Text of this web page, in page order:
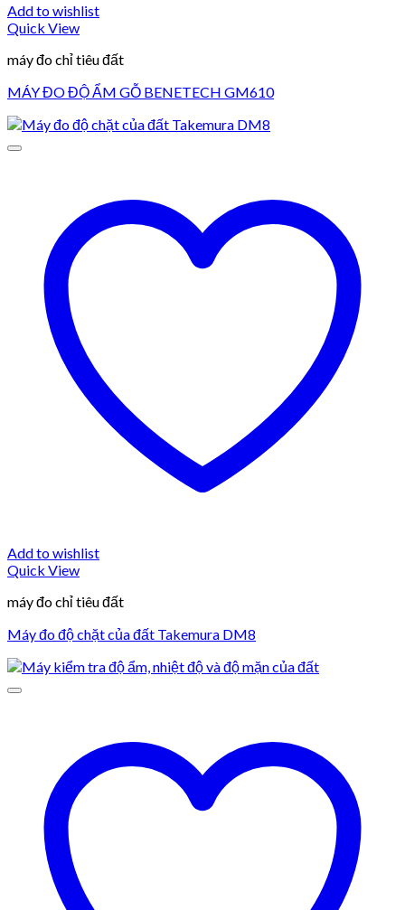
Add to wishlist
Quick View
máy đo chỉ tiêu đất
MÁY ĐO ĐỘ ẨM GỖ BENETECH GM610
Add to wishlist
Quick View
máy đo chỉ tiêu đất
Máy đo độ chặt của đất Takemura DM8